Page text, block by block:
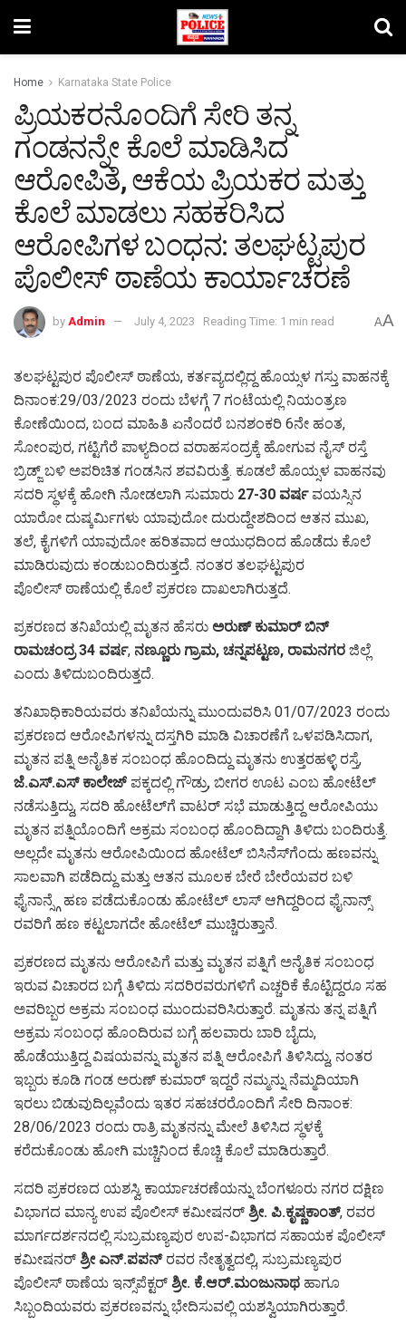
Home Karnataka State Police
ಪ್ರಿಯಕರನೊಂದಿಗೆ ಸೇರಿ ತನ್ನ
ಗಂಡನನ್ನೇ ಕೊಲೆ ಮಾಡಿಸಿದ
ಆರೋಪಿತೆ, ಆಕೆಯ ಪ್ರಿಯಕರ ಮತ್ತು
ಕೊಲೆ ಮಾಡಲು ಸಹಕರಿಸಿದ
ಆರೋಪಿಗಳ ಬಂಧನ: ತಲಘಟ್ಟಪುರ
ಪೊಲೀಸ್‌ ಠಾಣೆಯ ಕಾರ್ಯಾಚರಣೆ
by Admin July 4, 2023 Reading Time: 1 min read AA
ತಲಘಟ್ಟಪುರ ಪೊಲೀಸ್ ಠಾಣೆಯ, ಕರ್ತವ್ಯದಲ್ಲಿದ್ದ ಹೊಯ್ಸಳ ಗಸ್ತು ವಾಹನಕ್ಕೆ
ದಿನಾಂಕ:29/03/2023 ರಂದು ಬೆಳಗ್ಗೆ 7 ಗಂಟೆಯಲ್ಲಿ ನಿಯಂತ್ರಣ
ಕೋಣೆಯಿಂದ, ಬಂದ ಮಾಹಿತಿ ಏನೆಂದರೆ ಬನಶಂಕರಿ 6ನೇ ಹಂತ,
ಸೋಂಪುರ, ಗಟ್ಟಿಗೆರೆ ಪಾಳ್ಯದಿಂದ ವರಾಹಸಂದ್ರಕ್ಕೆ ಹೋಗುವ ನೈಸ್ ರಸ್ತೆ
ಬ್ರಿಡ್ಜ್ ಬಳಿ ಅಪರಿಚಿತ ಗಂಡಸಿನ ಶವವಿರುತ್ತೆ. ಕೂಡಲೆ ಹೊಯ್ಸಳ ವಾಹನವು
ಸದರಿ ಸ್ಥಳಕ್ಕೆ ಹೋಗಿ ನೋಡಲಾಗಿ ಸುಮಾರು 27-30 ವರ್ಷ ವಯಸ್ಸಿನ
ಯಾರೋ ದುಷ್ಕರ್ಮಿಗಳು ಯಾವುದೋ ದುರುದ್ದೇಶದಿಂದ ಆತನ ಮುಖ,
ತಲೆ, ಕೈಗಳಿಗೆ ಯಾವುದೋ ಹರಿತವಾದ ಆಯುಧದಿಂದ ಹೊಡೆದು ಕೊಲೆ
ಮಾಡಿರುವುದು ಕಂಡುಬಂದಿರುತ್ತದೆ. ನಂತರ ತಲಘಟ್ಟಪುರ
ಪೊಲೀಸ್ ಠಾಣೆಯಲ್ಲಿ ಕೊಲೆ ಪ್ರಕರಣ ದಾಖಲಾಗಿರುತ್ತದೆ.
ಪ್ರಕರಣದ ತನಿಖೆಯಲ್ಲಿ ಮೃತನ ಹೆಸರು ಅರುಣ್ ಕುಮಾರ್ ಬಿನ್
ರಾಮಚಂದ್ರ 34 ವರ್ಷ, ನಣ್ಣೂರು ಗ್ರಾಮ, ಚನ್ನಪಟ್ಟಣ, ರಾಮನಗರ ಜಿಲ್ಲೆ
ಎಂದು ತಿಳಿದುಬಂದಿರುತ್ತದೆ.
ತನಿಖಾಧಿಕಾರಿಯವರು ತನಿಖೆಯನ್ನು ಮುಂದುವರಿಸಿ 01/07/2023 ರಂದು
ಪ್ರಕರಣದ ಆರೋಪಿಗಳನ್ನು ದಸ್ತಗಿರಿ ಮಾಡಿ ವಿಚಾರಣೆಗೆ ಒಳಪಡಿಸಿದಾಗ,
ಮೃತನ ಪತ್ನಿ ಅನೈತಿಕ ಸಂಬಂಧ ಹೊಂದಿದ್ದು ಮೃತನು ಉತ್ತರಹಳ್ಳಿ ರಸ್ತೆ,
ಜೆ.ಎಸ್‌.ಎಸ್‌ ಕಾಲೇಜ್ ಪಕ್ಕದಲ್ಲಿ ಗೌಡ್ರು, ಬೀಗರ ಊಟ ಎಂಬ ಹೋಟೆಲ್
ನಡೆಸುತ್ತಿದ್ದು, ಸದರಿ ಹೋಟೆಲ್‌ಗೆ ವಾಟರ್ ಸಭೆ ಮಾಡುತ್ತಿದ್ದ ಆರೋಪಿಯು
ಮೃತನ ಪತ್ನಿಯೊಂದಿಗೆ ಅಕ್ರಮ ಸಂಬಂಧ ಹೊಂದಿದ್ದಾಗಿ ತಿಳಿದು ಬಂದಿರುತ್ತೆ.
ಅಲ್ಲದೇ ಮೃತನು ಆರೋಪಿಯಿಂದ ಹೋಟೆಲ್ ಬಿಸಿನೆಸ್‌ಗೆಂದು ಹಣವನ್ನು
ಸಾಲವಾಗಿ ಪಡೆದಿದ್ದು ಮತ್ತು ಆತನ ಮೂಲಕ ಬೇರೆ ಬೇರೆಯವರ ಬಳಿ
ಫೈನಾನ್ಸ್ಗೆ ಹಣ ಪಡೆದುಕೊಂಡು ಹೋಟೆಲ್ ಲಾಸ್ ಆಗಿದ್ದರಿಂದ ಫೈನಾನ್ಸ್
ರವರಿಗೆ ಹಣ ಕಟ್ಟಲಾಗದೇ ಹೋಟೆಲ್ ಮುಚ್ಚಿರುತ್ತಾನೆ.
ಪ್ರಕರಣದ ಮೃತನು ಆರೋಪಿಗೆ ಮತ್ತು ಮೃತನ ಪತ್ನಿಗೆ ಅನೈತಿಕ ಸಂಬಂಧ
ಇರುವ ವಿಚಾರದ ಬಗ್ಗೆ ತಿಳಿದು ಸದರಿರವರುಗಳಿಗೆ ಎಚ್ಚರಿಕೆ ಕೊಟ್ಟಿದ್ದರೂ ಸಹ
ಅವರಿಬ್ಬರ ಅಕ್ರಮ ಸಂಬಂಧ ಮುಂದುವರಿಸಿರುತ್ತಾರೆ. ಮೃತನು ತನ್ನ ಪತ್ನಿಗೆ
ಅಕ್ರಮ ಸಂಬಂಧ ಹೊಂದಿರುವ ಬಗ್ಗೆ ಹಲವಾರು ಬಾರಿ ಬೈದು,
ಹೊಡೆಯುತ್ತಿದ್ದ ವಿಷಯವನ್ನು ಮೃತನ ಪತ್ನಿ ಆರೋಪಿಗೆ ತಿಳಿಸಿದ್ದು, ನಂತರ
ಇಬ್ಬರು ಕೂಡಿ ಗಂಡ ಅರುಣ್ ಕುಮಾರ್‌ ಇದ್ದರೆ ನಮ್ಮನ್ನು ನೆಮ್ಮದಿಯಾಗಿ
ಇರಲು ಬಿಡುವುದಿಲ್ಲವೆಂದು ಇತರ ಸಹಚರರೊಂದಿಗೆ ಸೇರಿ ದಿನಾಂಕ:
28/06/2023 ರಂದು ರಾತ್ರಿ ಮೃತನನ್ನು ಮೇಲೆ ತಿಳಿಸಿದ ಸ್ಥಳಕ್ಕೆ
ಕರೆದುಕೊಂಡು ಹೋಗಿ ಮಚ್ಚಿನಿಂದ ಕೊಚ್ಚಿ ಕೊಲೆ ಮಾಡಿರುತ್ತಾರೆ.
ಸದರಿ ಪ್ರಕರಣದ ಯಶಸ್ವಿ ಕಾರ್ಯಾಚರಣೆಯನ್ನು ಬೆಂಗಳೂರು ನಗರ ದಕ್ಷಿಣ
ವಿಭಾಗದ ಮಾನ್ಯ ಉಪ ಪೊಲೀಸ್ ಕಮೀಷನರ್ ಶ್ರೀ. ಪಿ.ಕೃಷ್ಣಕಾಂತ್, ರವರ
ಮಾರ್ಗದರ್ಶನದಲ್ಲಿ ಸುಬ್ರಮಣ್ಯಪುರ ಉಪ-ವಿಭಾಗದ ಸಹಾಯಕ ಪೊಲೀಸ್
ಕಮೀಷನರ್ ಶ್ರೀ ಎನ್.ಪಪನ್ ರವರ ನೇತೃತ್ವದಲ್ಲಿ, ಸುಬ್ರಮಣ್ಯಪುರ
ಪೊಲೀಸ್ ಠಾಣೆಯ ಇನ್ಸ್‌ಪೆಕ್ಟರ್ ಶ್ರೀ. ಕೆ.ಆರ್.ಮಂಜುನಾಥ ಹಾಗೂ
ಸಿಬ್ಬಂದಿಯವರು ಪ್ರಕರಣವನ್ನು ಭೇದಿಸುವಲ್ಲಿ ಯಶಸ್ವಿಯಾಗಿರುತ್ತಾರೆ.